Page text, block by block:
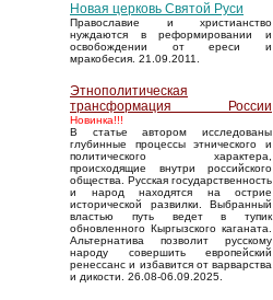
Новая церковь Святой Руси
Православие и христианство
нуждаются в реформировании и
освобождении от ереси и
мракобесия. 21.09.2011.
Этнополитическая
трансформация России
Новинка!!!
В статье автором исследованы
глубинные процессы этнического и
политического характера,
происходящие внутри российского
общества. Русская государственность
и народ находятся на острие
исторической развилки. Выбранный
властью путь ведет в тупик
обновленного Кыргызского каганата.
Альтернатива позволит русскому
народу совершить европейский
ренессанс и избавится от варварства
и дикости. 26.08-06.09.2025.